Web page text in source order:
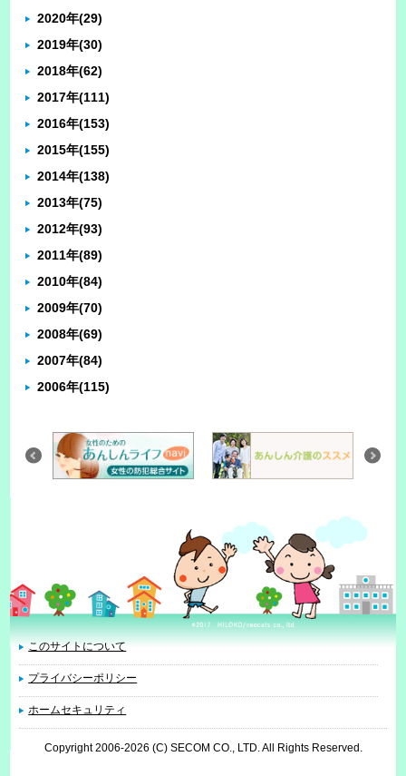
2020年(29)
2019年(30)
2018年(62)
2017年(111)
2016年(153)
2015年(155)
2014年(138)
2013年(75)
2012年(93)
2011年(89)
2010年(84)
2009年(70)
2008年(69)
2007年(84)
2006年(115)
このサイトについて
プライバシーポリシー
ホームセキュリティ
Copyright 2006-2026 (C) SECOM CO., LTD. All Rights Reserved.